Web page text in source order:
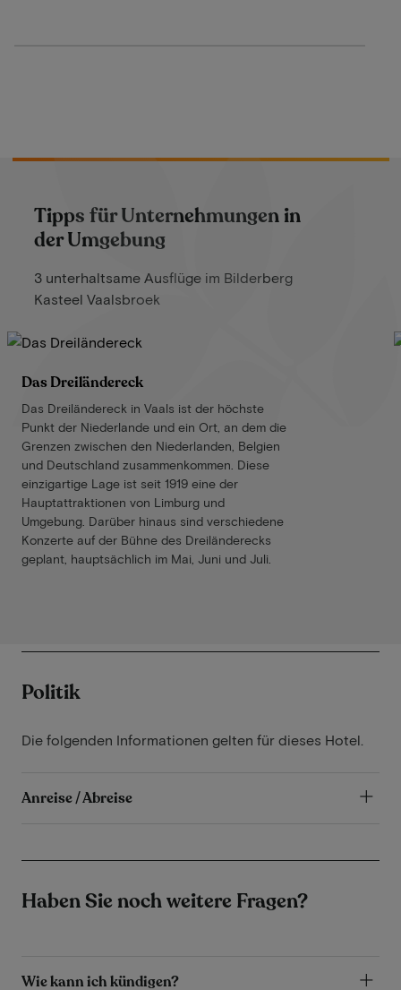
Tipps für Unternehmungen in
der Umgebung
3 unterhaltsame Ausflüge im Bilderberg
Kasteel Vaalsbroek
Das Dreiländereck
Das Dreiländereck in Vaals ist der höchste
Punkt der Niederlande und ein Ort, an dem die
Grenzen zwischen den Niederlanden, Belgien
und Deutschland zusammenkommen. Diese
einzigartige Lage ist seit 1919 eine der
Hauptattraktionen von Limburg und
Umgebung. Darüber hinaus sind verschiedene
Konzerte auf der Bühne des Dreiländerecks
geplant, hauptsächlich im Mai, Juni und Juli.
Politik
Die folgenden Informationen gelten für dieses Hotel.
Anreise / Abreise
Haben Sie noch weitere Fragen?
Wie kann ich kündigen?